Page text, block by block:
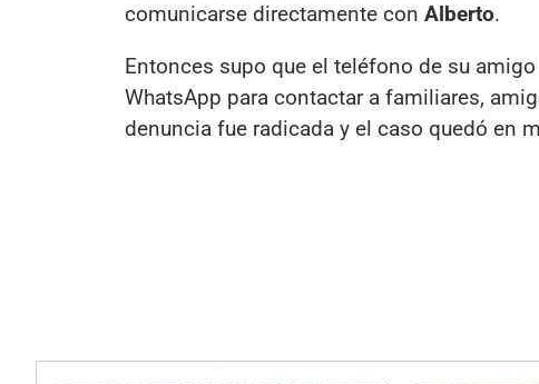
comunicarse directamente con Alberto.
Entonces supo que el teléfono de su
WhatsApp para contactar a familiares,
denuncia fue radicada y el caso quedó en